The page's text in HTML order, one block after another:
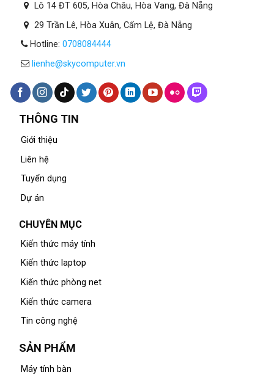
Lô 14 ĐT 605, Hòa Châu, Hòa Vang, Đà Nẵng
29 Trần Lê, Hòa Xuân, Cẩm Lệ, Đà Nẵng
Hotline: 0708084444
lienhe@skycomputer.vn
THÔNG TIN
Giới thiệu
Liên hệ
Tuyển dụng
Dự án
CHUYÊN MỤC
Kiến thức máy tính
Kiến thức laptop
Kiến thức phòng net
Kiến thức camera
Tin công nghệ
SẢN PHẨM
Máy tính bàn